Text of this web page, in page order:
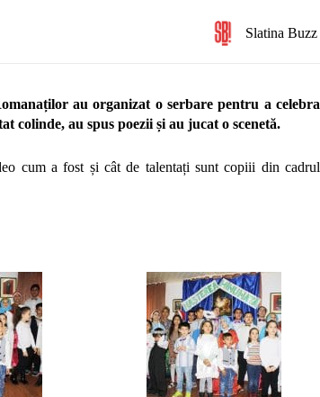
Slatina Buzz
au organizat o serbare pentru a celebra
colinde, au spus poezii și au jucat o scenetă.
cum a fost și cât de talentați sunt copiii din cadrul